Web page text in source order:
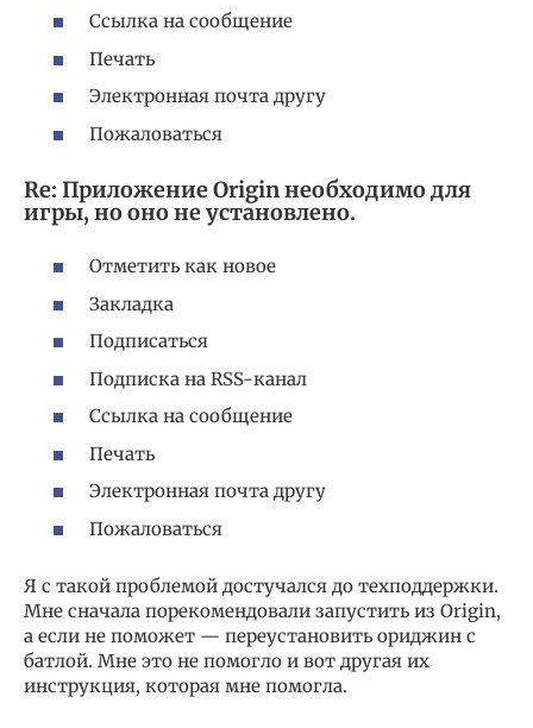
Ссылка на сообщение
Печать
Электронная почта другу
Пожаловаться
Re: Приложение Origin необходимо для
игры, но оно не установлено.
Отметить как новое
Закладка
Подписаться
Подписка на RSS-канал
Ссылка на сообщение
Печать
Электронная почта другу
Пожаловаться
Я с такой проблемой достучался до техподдержки.
Мне сначала порекомендовали запустить из Origin,
а если не поможет — переустановить ориджин с
батлой. Мне это не помогло и вот другая их
инструкция, которая мне помогла.